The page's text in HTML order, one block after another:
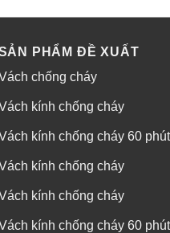
PHẨM ĐỀ XUẤT
chống cháy
kính chống cháy
kính chống cháy 60 phút
kính chống cháy
kính chống cháy
kính chống cháy 60 phút